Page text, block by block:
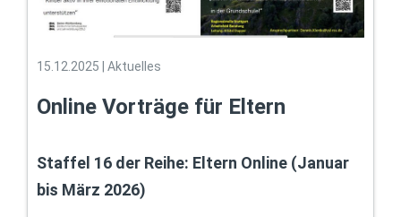
15.12.2025 Aktuelles
Online Vorträge für Eltern
Staffel 16 der Reihe: Eltern Online (Januar
bis März 2026)